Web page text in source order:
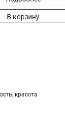
В корзину
красота